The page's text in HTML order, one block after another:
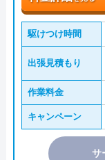
駆けつけ時間
出張見積もり
作業料金
キャンペーン
サ